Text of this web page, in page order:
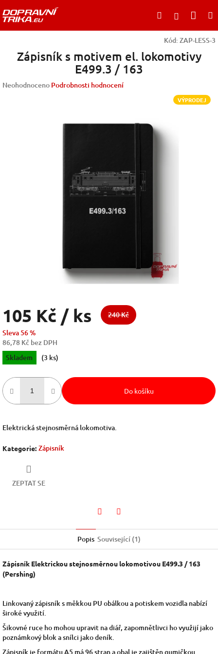
na
obsah
HledatPřihlášení
Kód: ZAP-LESS-3
Zápisník s motivem el. lokomotivy
E499.3 / 163
Průměrné
Neohodnoceno Podrobnosti hodnocení
VÝPRODEJ
105 Kč / ks
240 Kč
Sleva 56 %
86,78 Kč bez DPH
Měrná
cena:
Skladem (3 ks)
Do košíku
Elektrická stejnosměrná lokomotiva.
Kategorie: Zápisník
ZEPTAT SE
Popis Související (1)
Zápisník Elektrickou stejnosměrnou lokomotivou E499.3 / 163
(Pershing)
Linkovaný zápisník s měkkou PU obálkou a potiskem vozidla nabízí
široké využití.
Šikovné ruce ho mohou upravit na diář, zapomnětlivci ho využijí jako
poznámkový blok a snílci jako deník.
Zápisník je formátu A5 má 96 stran a obal je zajištěn gumičkou.